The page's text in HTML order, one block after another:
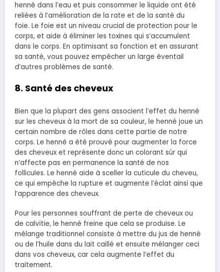
henné dans l’eau et puis consommer le liquide ont été
reliées à l’amélioration de la rate et de la santé du
foie. Le foie est un niveau crucial de protection pour le
corps, et aide à éliminer les toxines qui s’accumulent
dans le corps. En optimisant sa fonction et en assurant
sa santé, vous pouvez empêcher un large éventail
d’autres problèmes de santé.
8. Santé des cheveux
Bien que la plupart des gens associent l’effet du henné
sur les cheveux à la mort de sa couleur, le henné joue un
certain nombre de rôles dans cette partie de notre
corps. Le henné a été prouvé pour augmenter la force
des cheveux et représente donc un colorant sûr qui
n’affecte pas en permanence la santé de nos
follicules. Le henné aide à sceller la cuticule du cheveu,
ce qui empêche la rupture et augmente l’éclat ainsi que
l’apparence des cheveux.
Pour les personnes souffrant de perte de cheveux ou
de calvitie, le henné freine que cela se produise. Le
mélange traditionnel consiste à mettre du jus de henné
ou de l’huile dans du lait caillé et ensuite mélanger ceci
dans vos cheveux, car cela augmente l’effet du
traitement.